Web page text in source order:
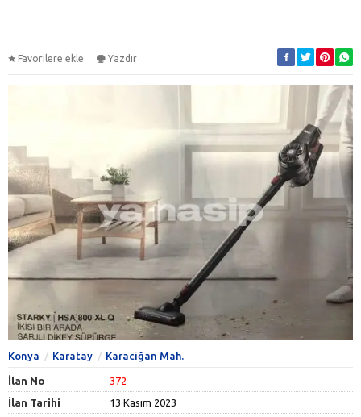
Favorilere ekle Yazdır
Konya Karatay Karaciğan Mah.
İlan No
372
İlan Tarihi
13 Kasım 2023